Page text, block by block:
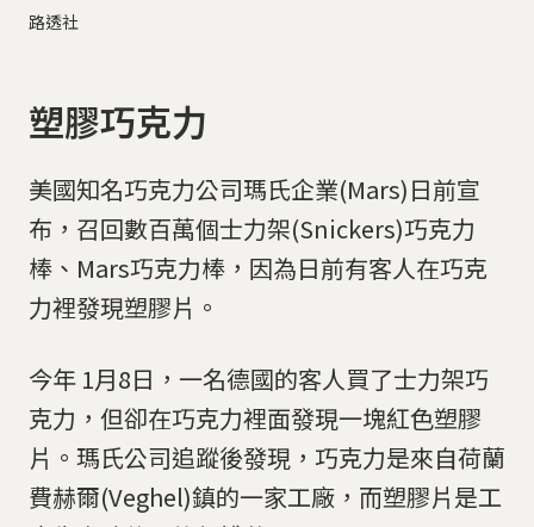
路透社
塑膠巧克力
美國知名巧克力公司瑪氏企業(Mars)日前宣
布，召回數百萬個士力架(Snickers)巧克力
棒、Mars巧克力棒，因為日前有客人在巧克
力裡發現塑膠片。
今年 1月8日，一名德國的客人買了士力架巧
克力，但卻在巧克力裡面發現一塊紅色塑膠
片。瑪氏公司追蹤後發現，巧克力是來自荷蘭
費赫爾(Veghel)鎮的一家工廠，而塑膠片是工